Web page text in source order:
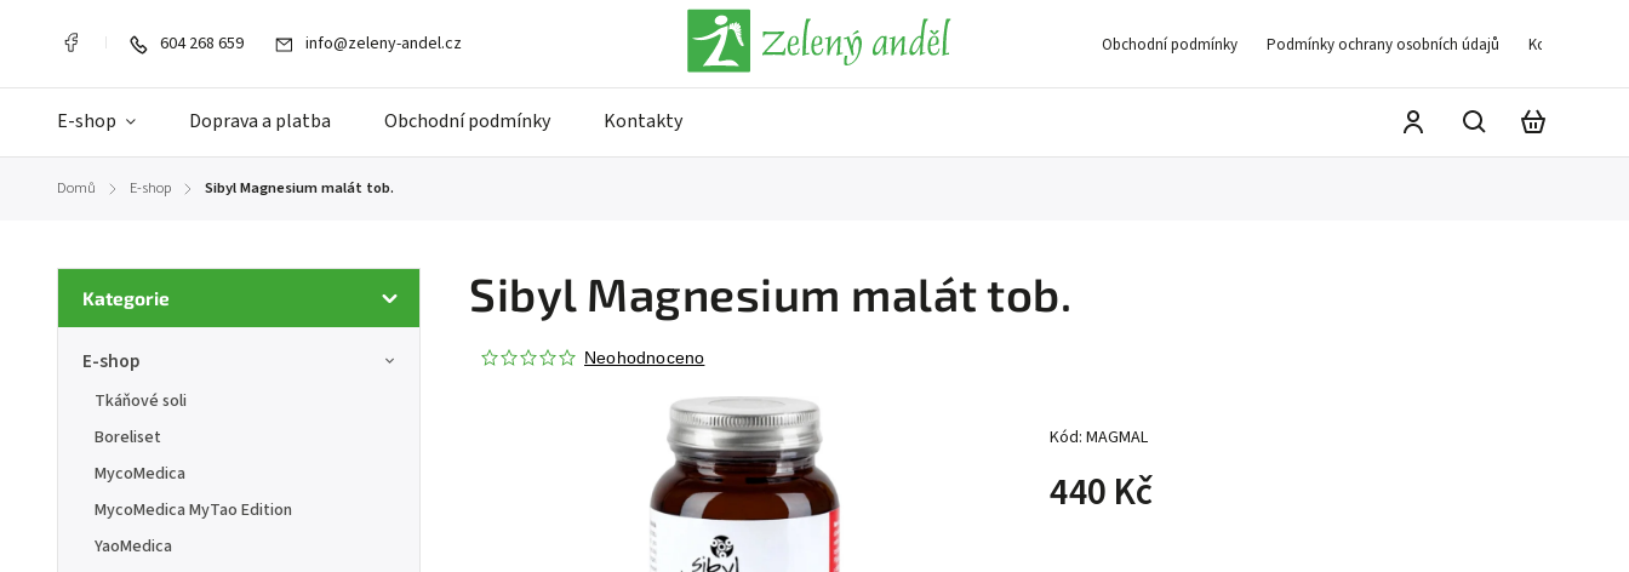
604 268 659 info@zeleny-andel.cz Obchodní podmínky Podmínky ochrany osobních údajů Kontakty
E-shop Doprava a platba Obchodní podmínky Kontakty
Domů / E-shop / Sibyl Magnesium malát tob.
Kategorie
E-shop
Tkáňové soli
Boreliset
MycoMedica
MycoMedica MyTao Edition
YaoMedica
Sibyl Magnesium malát tob.
Neohodnoceno
Kód: MAGMAL
440 Kč